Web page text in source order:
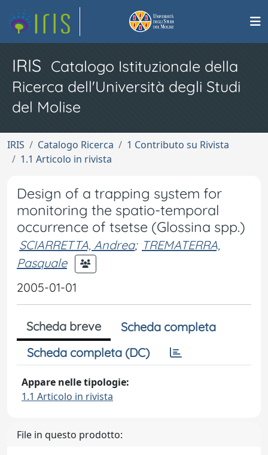
IRIS Catalogo Istituzionale della
Ricerca dell'Università degli Studi
del Molise
IRIS Catalogo Ricerca
1 Contributo su Rivista
1.1 Articolo in rivista
Design of a trapping system for
monitoring the spatio-temporal
occurrence of tsetse (Glossina spp.)
SCIARRETTA, Andrea; TREMATERRA,
Pasquale
2005-01-01
Scheda breve
Scheda completa
Scheda completa (DC)
Appare nelle tipologie:
1.1 Articolo in rivista
File in questo prodotto: